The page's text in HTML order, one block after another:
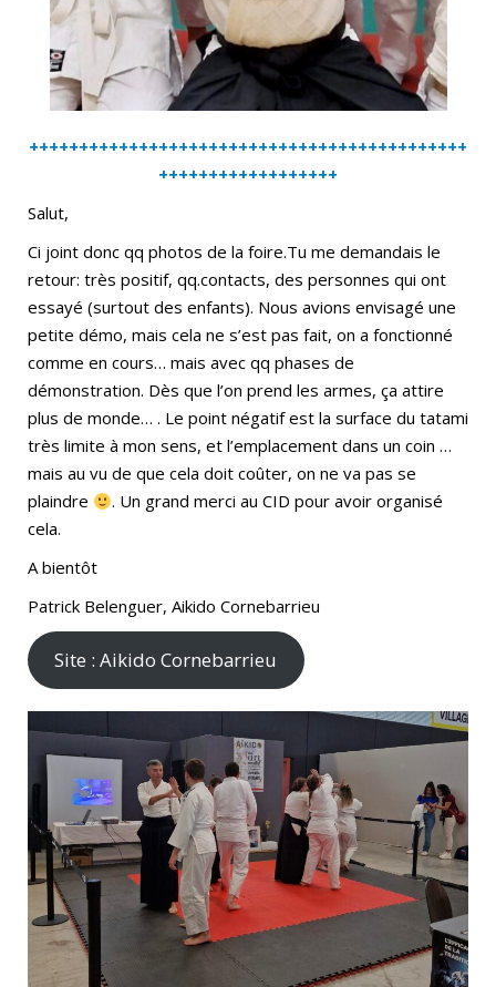
++++++++++++++++++++++++++++++++++++++++++++
++++++++++++++++++
Salut,
Ci joint donc qq photos de la foire.Tu me demandais le
retour: très positif, qq.contacts, des personnes qui ont
essayé (surtout des enfants). Nous avions envisagé une
petite démo, mais cela ne s’est pas fait, on a fonctionné
comme en cours… mais avec qq phases de
démonstration. Dès que l’on prend les armes, ça attire
plus de monde… . Le point négatif est la surface du tatami
très limite à mon sens, et l’emplacement dans un coin …
mais au vu de que cela doit coûter, on ne va pas se
plaindre
. Un grand merci au CID pour avoir organisé
cela.
A bientôt
Patrick Belenguer, Aikido Cornebarrieu
Site : Aikido Cornebarrieu